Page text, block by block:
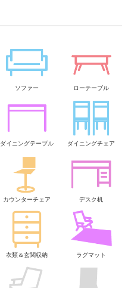
ソファー ローテーブル
ダイニングテーブル ダイニングチェア
カウンターチェア デスク机
衣類＆玄関収納 ラグマット